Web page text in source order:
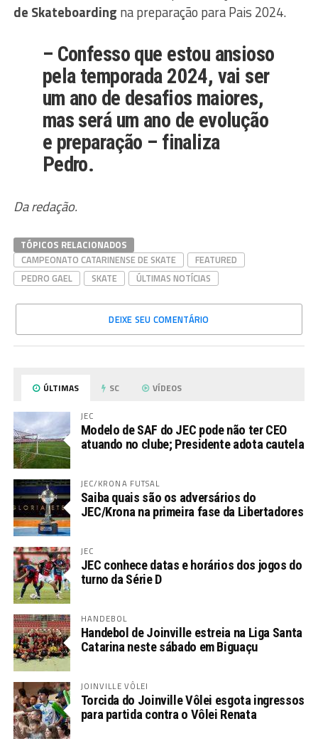
de Skateboarding na preparação para Pais 2024.
– Confesso que estou ansioso
pela temporada 2024, vai ser
um ano de desafios maiores,
mas será um ano de evolução
e preparação – finaliza
Pedro.
Da redação.
TÓPICOS RELACIONADOS
CAMPEONATO CATARINENSE DE SKATE
FEATURED
PEDRO GAEL
SKATE ÚLTIMAS NOTÍCIAS
DEIXE SEU COMENTÁRIO
ÚLTIMAS SC VÍDEOS
JEC
Modelo de SAF do JEC pode não ter CEO
atuando no clube; Presidente adota cautela
JEC/KRONA FUTSAL
Saiba quais são os adversários do
JEC/Krona na primeira fase da Libertadores
JEC
JEC conhece datas e horários dos jogos do
turno da Série D
HANDEBOL
Handebol de Joinville estreia na Liga Santa
Catarina neste sábado em Biguaçu
JOINVILLE VÔLEI
Torcida do Joinville Vôlei esgota ingressos
para partida contra o Vôlei Renata